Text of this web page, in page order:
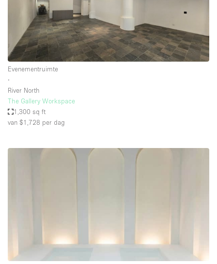
Evenementruimte
∙
River North
The Gallery Workspace
1,300 sq ft
van $1,728 per dag